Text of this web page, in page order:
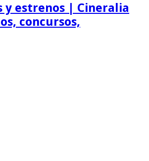
y estrenos | Cineralia
concursos,